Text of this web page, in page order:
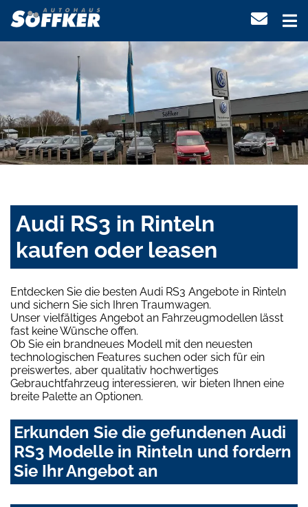
Audi RS3 in Rinteln
kaufen oder leasen
Entdecken Sie die besten Audi RS3 Angebote in Rinteln
und sichern Sie sich Ihren Traumwagen.
Unser vielfältiges Angebot an Fahrzeugmodellen lässt
fast keine Wünsche offen.
Ob Sie ein brandneues Modell mit den neuesten
technologischen Features suchen oder sich für ein
preiswertes, aber qualitativ hochwertiges
Gebrauchtfahrzeug interessieren, wir bieten Ihnen eine
breite Palette an Optionen.
Erkunden Sie die gefundenen Audi
RS3 Modelle in Rinteln und fordern
Sie Ihr Angebot an